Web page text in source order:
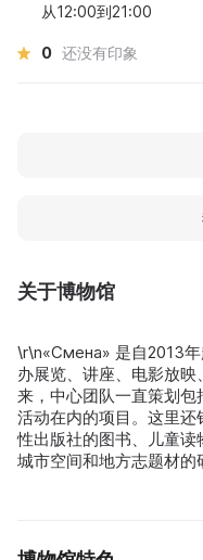
关于博物馆
\r\n«Смена» 是自2013
办展览、讲座、电影放
来，中心团队一直策划
活动在内的项目。这里
性出版社的图书、儿童
城市空间和地方志题材的
从12:00到21:00
0 还没有印象